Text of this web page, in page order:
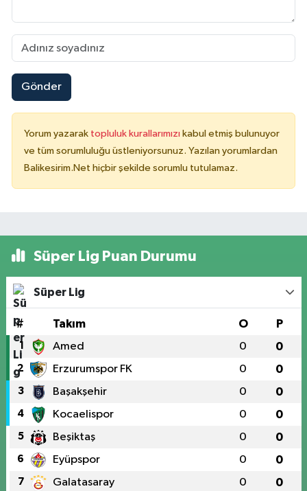
Gönder
Yorum yazarak topluluk kurallarımızı kabul etmiş bulunuyor
ve tüm sorumluluğu üstleniyorsunuz. Yazılan yorumlardan
Balikesirim.Net hiçbir şekilde sorumlu tutulamaz.
Süper Lig Puan Durumu
Süper Lig
# Takım O P
1 Amed 0 0
2 Erzurumspor FK 0 0
3 Başakşehir 0 0
4 Kocaelispor 0 0
5 Beşiktaş 0 0
6 Eyüpspor 0 0
7 Galatasaray 0 0